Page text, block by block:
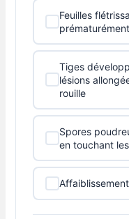
Feuilles
prématurément
Tiges
lésions
rouille
Spores
en touchant